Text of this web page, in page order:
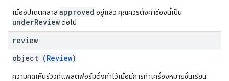
เมื่ออัปเดตคลาสapproved อยู่แล้ว คุณควรตั้งค่าช่องนี้เป็น
underReviewต่อไป
review
object (Review)
ความคิดเห็นรีวิวที่แพลตฟอร์มตั้งค่าไว้เมื่อมีการทําเครื่องหมายชั้นเรียน